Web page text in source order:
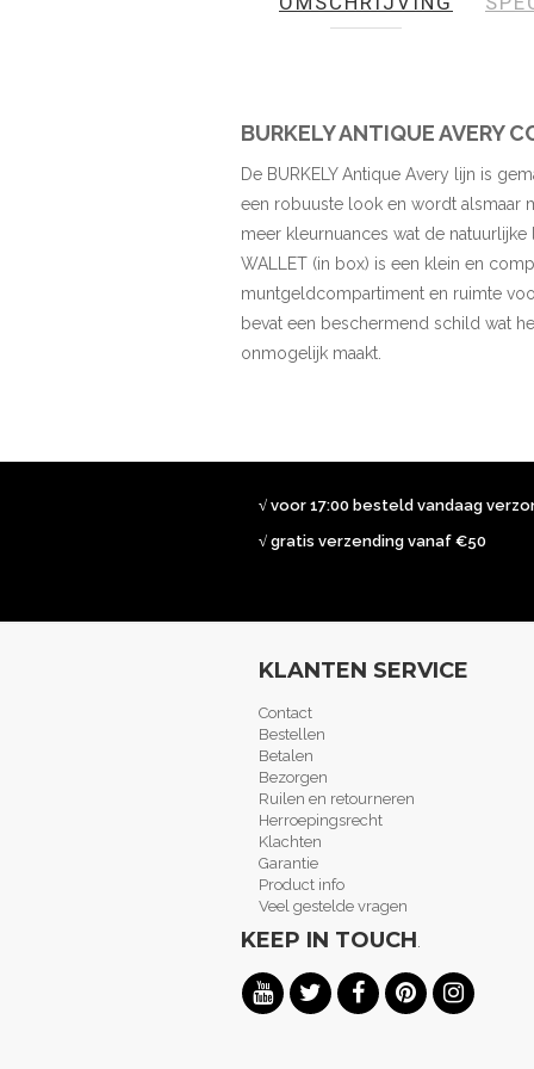
BURKELY ANTIQUE AVERY
De BURKELY Antique Avery lijn is
een robuuste look en wordt alsmaar
meer kleurnuances wat de natuurlijke
WALLET (in box) is een klein en
muntgeldcompartiment en ruimte
bevat een beschermend schild wat
onmogelijk maakt.
√ voor 17:00 besteld vandaag
√ gratis verzending vanaf €50
KLANTEN SERVICE
Contact
Bestellen
Betalen
Bezorgen
Ruilen en retourneren
Herroepingsrecht
Klachten
Garantie
Product info
Veel gestelde vragen
KEEP IN TOUCH.